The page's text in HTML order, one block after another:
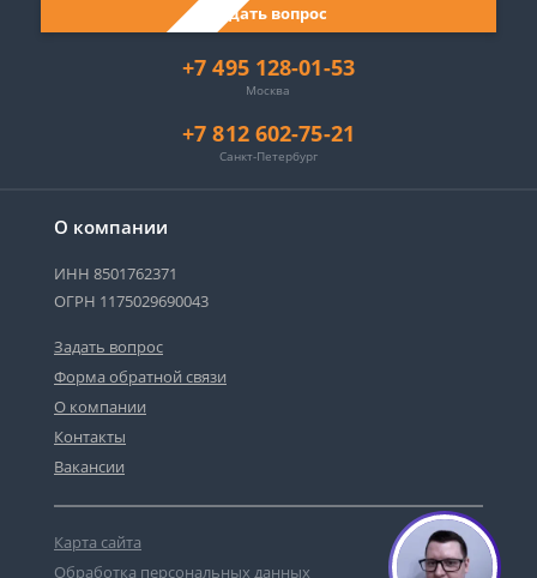
О компании
ИНН 8501762371
ОГРН 1175029690043
Задать вопрос
Форма обратной связи
О компании
Контакты
Вакансии
Карта сайта
Обработка персональных данных
+7 495 128-01-53
Москва
+7 812 602-75-21
Санкт-Петербург
Задать вопрос